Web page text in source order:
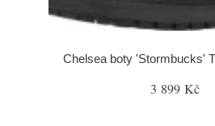
Chelsea boty 'Stormbucks'
3 899 Kč